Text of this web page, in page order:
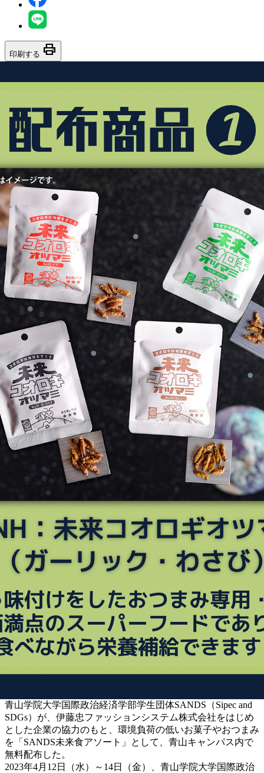
印刷する print
青山学院大学国際政治経済学部学生団体SANDS（Sipec and
SDGs）が、伊藤忠ファッションシステム株式会社をはじめ
とした企業の協力のもと、環境負荷の低いお菓子やおつまみ
を「SANDS未来食アソート」として、青山キャンパス内で
無料配布した。
2023年4月12日（水）～14日（金）、 青山学院大学国際政治